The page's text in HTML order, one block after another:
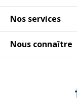
Nos services
Nous connaître